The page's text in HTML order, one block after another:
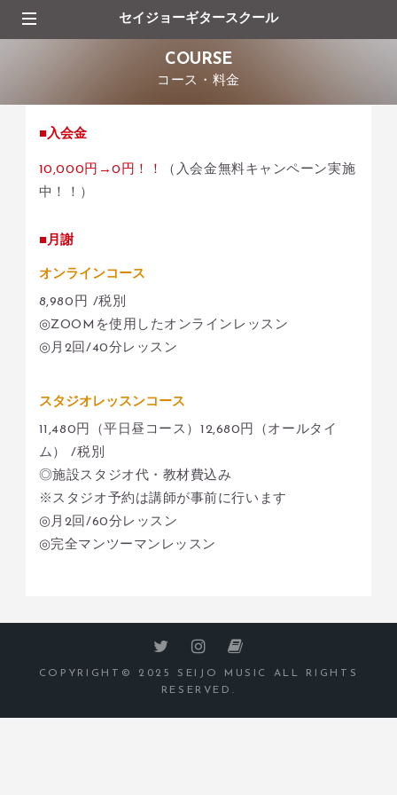
セイジョーギタースクール
COURSE
コース・料金
■入会金
10,000円→0円！！
（入会金無料キャンペーン実施
中！！）
■月謝
オンラインコース
8,980円 /税別
◎ZOOMを使用したオンラインレッスン
◎月2回/40分レッスン
スタジオレッスンコース
11,480円（平日昼コース）12,680円（オールタイ
ム） /税別
◎施設スタジオ代・教材費込み
※スタジオ予約は講師が事前に行います
◎月2回/60分レッスン
◎完全マンツーマンレッスン
COPYRIGHT© 2025 SEIJO MUSIC ALL RIGHTS
RESERVED.